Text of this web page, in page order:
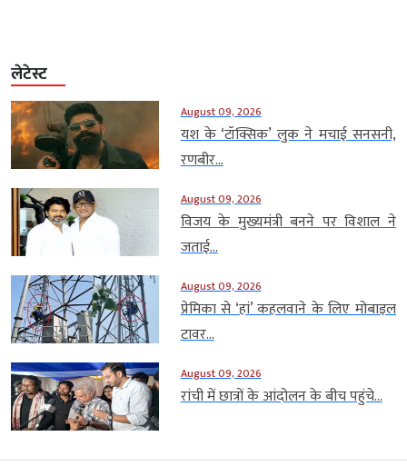
लेटेस्ट
August 09, 2026
यश के ‘टॉक्सिक’ लुक ने मचाई सनसनी,
रणबीर...
August 09, 2026
विजय के मुख्यमंत्री बनने पर विशाल ने
जताई...
August 09, 2026
प्रेमिका से ‘हां’ कहलवाने के लिए मोबाइल
टावर...
August 09, 2026
रांची में छात्रों के आंदोलन के बीच पहुंचे...